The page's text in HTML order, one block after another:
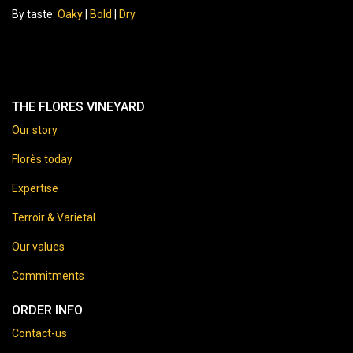
By taste: Oaky Bold Dry
THE FLORES VINEYARD
Our story
Florès today
Expertise
Terroir & Varietal
Our values
Commitments
ORDER INFO
Contact-us